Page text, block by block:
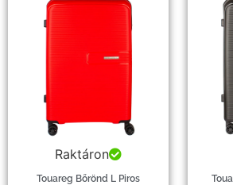
Raktáron
Touareg Bőrönd L Piros